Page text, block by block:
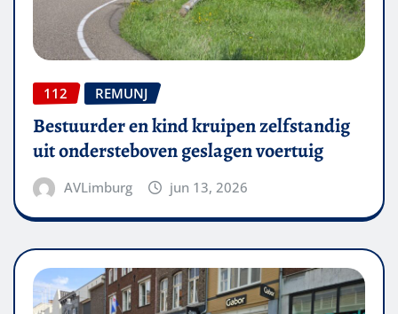
112 REMUNJ
Bestuurder en kind kruipen zelfstandig
uit ondersteboven geslagen voertuig
AVLimburg jun 13, 2026